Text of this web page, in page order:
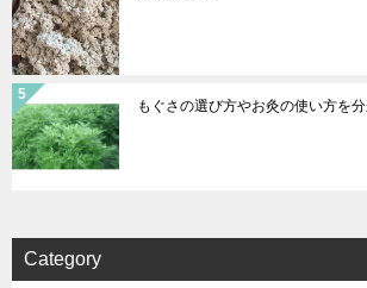
もぐさの選び方やお灸の使い方を
Category